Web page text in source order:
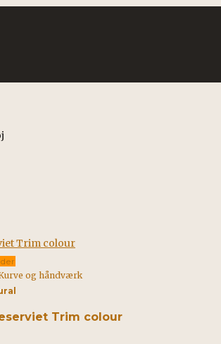
Dette
vare
har
flere
og håndværk
Trim colour